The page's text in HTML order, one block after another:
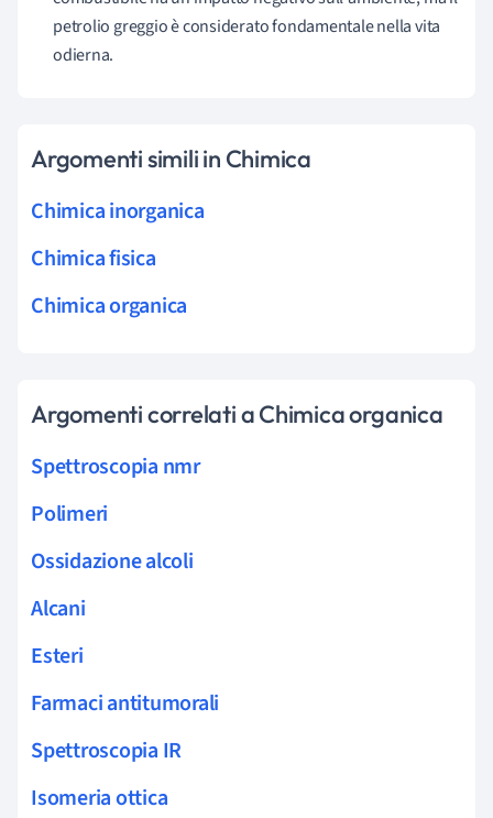
petrolio greggio è considerato fondamentale nella vita
odierna.
Argomenti simili in Chimica
Chimica inorganica
Chimica fisica
Chimica organica
Argomenti correlati a Chimica organica
Spettroscopia nmr
Polimeri
Ossidazione alcoli
Alcani
Esteri
Farmaci antitumorali
Spettroscopia IR
Isomeria ottica